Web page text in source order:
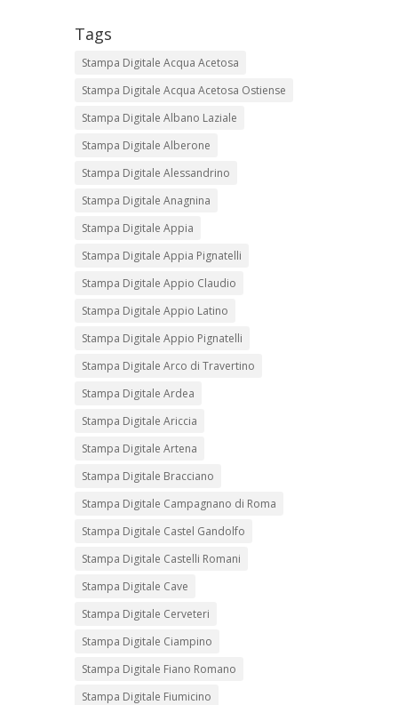
Tags
Stampa Digitale Acqua Acetosa
Stampa Digitale Acqua Acetosa Ostiense
Stampa Digitale Albano Laziale
Stampa Digitale Alberone
Stampa Digitale Alessandrino
Stampa Digitale Anagnina
Stampa Digitale Appia
Stampa Digitale Appia Pignatelli
Stampa Digitale Appio Claudio
Stampa Digitale Appio Latino
Stampa Digitale Appio Pignatelli
Stampa Digitale Arco di Travertino
Stampa Digitale Ardea
Stampa Digitale Ariccia
Stampa Digitale Artena
Stampa Digitale Bracciano
Stampa Digitale Campagnano di Roma
Stampa Digitale Castel Gandolfo
Stampa Digitale Castelli Romani
Stampa Digitale Cave
Stampa Digitale Cerveteri
Stampa Digitale Ciampino
Stampa Digitale Fiano Romano
Stampa Digitale Fiumicino